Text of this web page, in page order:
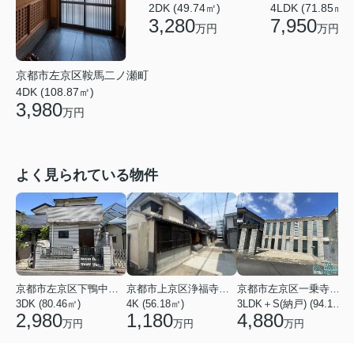
京都市左京区鞍馬二ノ瀬町
4DK (108.87㎡)
3,980万円
2DK (49.74㎡)
3,280万円
4LDK (71.85㎡)
7,950万円
よく見られている物件
3DK (80.46㎡)
2,980万円
4K (56.18㎡)
1,180万円 4,880万円